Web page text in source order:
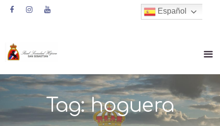
Tag: hoguera
Español